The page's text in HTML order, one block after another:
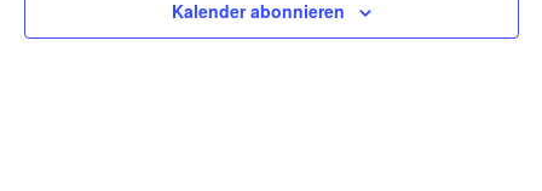
Kalender abonnieren